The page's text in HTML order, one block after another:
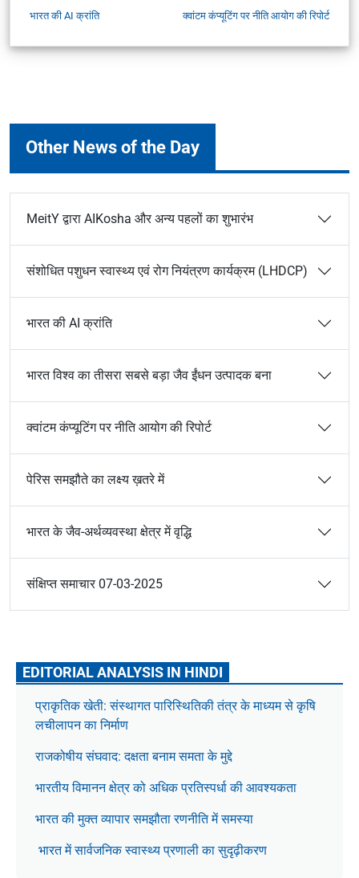
भारत की AI क्रांति क्वांटम कंप्यूटिंग पर नीति आयोग की रिपोर्ट
Other News of the Day
MeitY द्वारा AIKosha और अन्य पहलों का शुभारंभ
संशोधित पशुधन स्वास्थ्य एवं रोग नियंत्रण कार्यक्रम (LHDCP)
भारत की AI क्रांति
भारत विश्व का तीसरा सबसे बड़ा जैव ईंधन उत्पादक बना
क्वांटम कंप्यूटिंग पर नीति आयोग की रिपोर्ट
पेरिस समझौते का लक्ष्य ख़तरे में
भारत के जैव-अर्थव्यवस्था क्षेत्र में वृद्धि
संक्षिप्त समाचार 07-03-2025
EDITORIAL ANALYSIS IN HINDI
प्राकृतिक खेती: संस्थागत पारिस्थितिकी तंत्र के माध्यम से कृषि
लचीलापन का निर्माण
राजकोषीय संघवाद: दक्षता बनाम समता के मुद्दे
भारतीय विमानन क्षेत्र को अधिक प्रतिस्पर्धा की आवश्यकता
भारत की मुक्त व्यापार समझौता रणनीति में समस्या
भारत में सार्वजनिक स्वास्थ्य प्रणाली का सुदृढ़ीकरण